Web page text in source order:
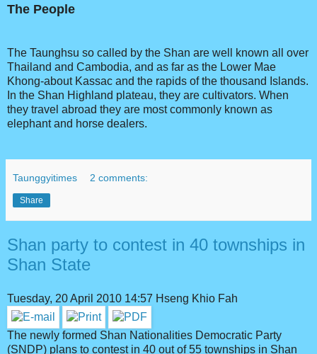
The People
The Taunghsu so called by the Shan are well known all over
Thailand and Cambodia, and as far as the Lower Mae
Khong-about Kassac and the rapids of the thousand Islands.
In the Shan Highland plateau, they are cultivators. When
they travel abroad they are most commonly known as
elephant and horse dealers.
Taunggyitimes 2 comments:
Share
Shan party to contest in 40 townships in
Shan State
Tuesday, 20 April 2010 14:57 Hseng Khio Fah
The newly formed Shan Nationalities Democratic Party
(SNDP) plans to contest in 40 out of 55 townships in Shan